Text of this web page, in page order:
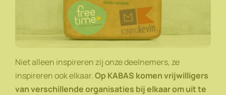
Niet alleen inspireren zij onze deelnemers, ze
inspireren ook elkaar.Op KABAS komen vrijwilligers
van verschillende organisaties bij elkaar om uit te